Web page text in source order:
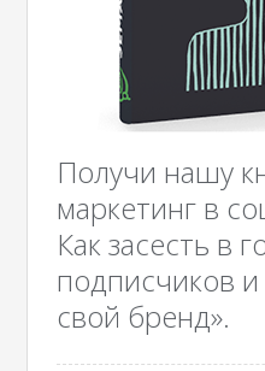
Получи нашу
маркетинг в
Как засесть в
подписчиков
свой бренд».